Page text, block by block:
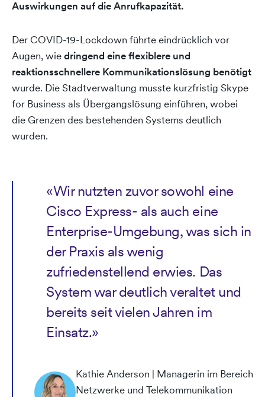
Auswirkungen auf die Anrufkapazität.
Der COVID-19-Lockdown führte eindrücklich vor
Augen, wiedringend eine flexiblere und
reaktionsschnellere Kommunikationslösung benötigt
wurde. Die Stadtverwaltung musste kurzfristig Skype
for Business als Übergangslösung einführen, wobei
die Grenzen des bestehenden Systems deutlich
wurden.
«Wir nutzten zuvor sowohl eine
Cisco Express- als auch eine
Enterprise-Umgebung, was sich in
der Praxis als wenig
zufriedenstellend erwies. Das
System war deutlich veraltet und
bereits seit vielen Jahren im
Einsatz.»
Kathie Anderson | Managerin im Bereich
Netzwerke und Telekommunikation